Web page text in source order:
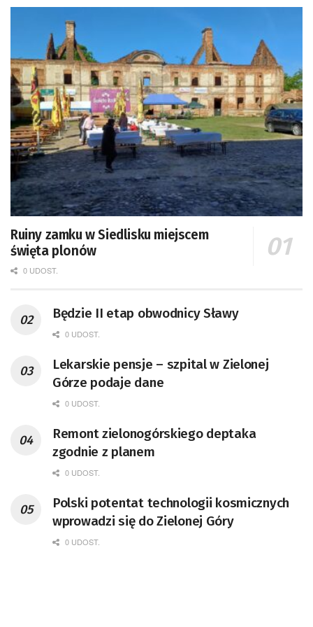
Ruiny zamku w Siedlisku miejscem
święta plonów
0 UDOST.
Będzie II etap obwodnicy Sławy
0 UDOST.
Lekarskie pensje – szpital w Zielonej
Górze podaje dane
0 UDOST.
Remont zielonogórskiego deptaka
zgodnie z planem
0 UDOST.
Polski potentat technologii kosmicznych
wprowadzi się do Zielonej Góry
0 UDOST.